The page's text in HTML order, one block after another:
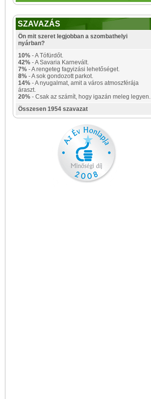
SZAVAZÁS
Ön mit szeret legjobban a szombathelyi
nyárban?
10% - A Tófürdőt.
42% - A Savaria Karnevált.
7% - A rengeteg fagyizási lehetőséget.
8% - A sok gondozott parkot.
14% - A nyugalmat, amit a város atmoszférája
áraszt.
20% - Csak az számít, hogy igazán meleg legyen.
Összesen 1954 szavazat